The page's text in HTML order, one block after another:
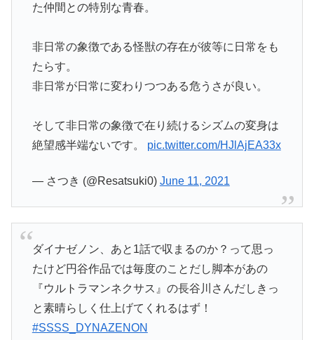
た仲間との特別な青春。
非日常の象徴である怪獣の存在が彼等に日常をも
たらす。
非日常が日常に変わりつつある危うさが良い。
そして非日常の象徴で在り続けるシズムの変身は
絶望感半端ないです。 pic.twitter.com/HJlAjEA33x
— さつき (@Resatsuki0) June 11, 2021
ダイナゼノン、あと1話で収まるのか？って思っ
たけど円谷作品では毎度のことだし脚本があの
『ウルトラマンネクサス』の長谷川さんだしきっ
と素晴らしく仕上げてくれるはず！
#SSSS_DYNAZENON